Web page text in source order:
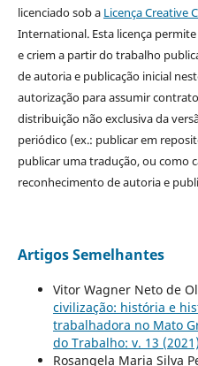
licenciado sob a Licença Creative
International. Esta licença
e criem a partir do trabalho
de autoria e publicação inicial
autorização para assumir
distribuição não exclusiva da
periódico (ex.: publicar em
publicar uma tradução, ou como
reconhecimento de autoria e
Artigos Semelhantes
Vitor Wagner Neto de
civilização: história e
trabalhadora no Mato
do Trabalho: v. 13 (2021)
Rosangela Maria Silva